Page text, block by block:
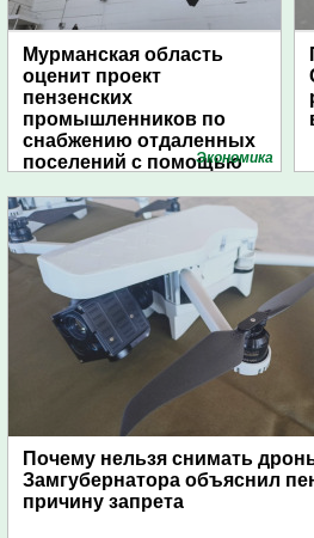
Мурманская область
оценит проект
пензенских
промышленников по
снабжению отдаленных
поселений с помощью
Экономика
Почему нельзя снимать
Замгубернатора объяснил
причину запрета